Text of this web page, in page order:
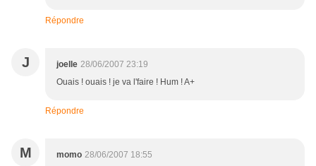
Répondre
J joelle 28/06/2007 23:19
Ouais ! ouais ! je va l'faire ! Hum ! A+
Répondre
M momo 28/06/2007 18:55